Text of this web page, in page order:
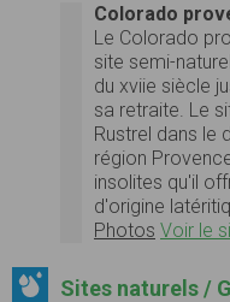
Colorado
Le Colorado
site semi-
du xviie siècle
sa retraite. Le
Rustrel dans le
région
insolites qu'il
d'origine
Photos Voir le
Sites naturels /